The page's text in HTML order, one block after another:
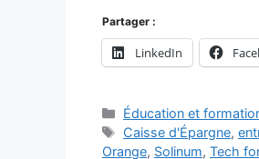
Partager :
LinkedIn
Catégories
Éducation et
Étiquettes
Caisse d'Épargne,
Orange, Solinum, Tech